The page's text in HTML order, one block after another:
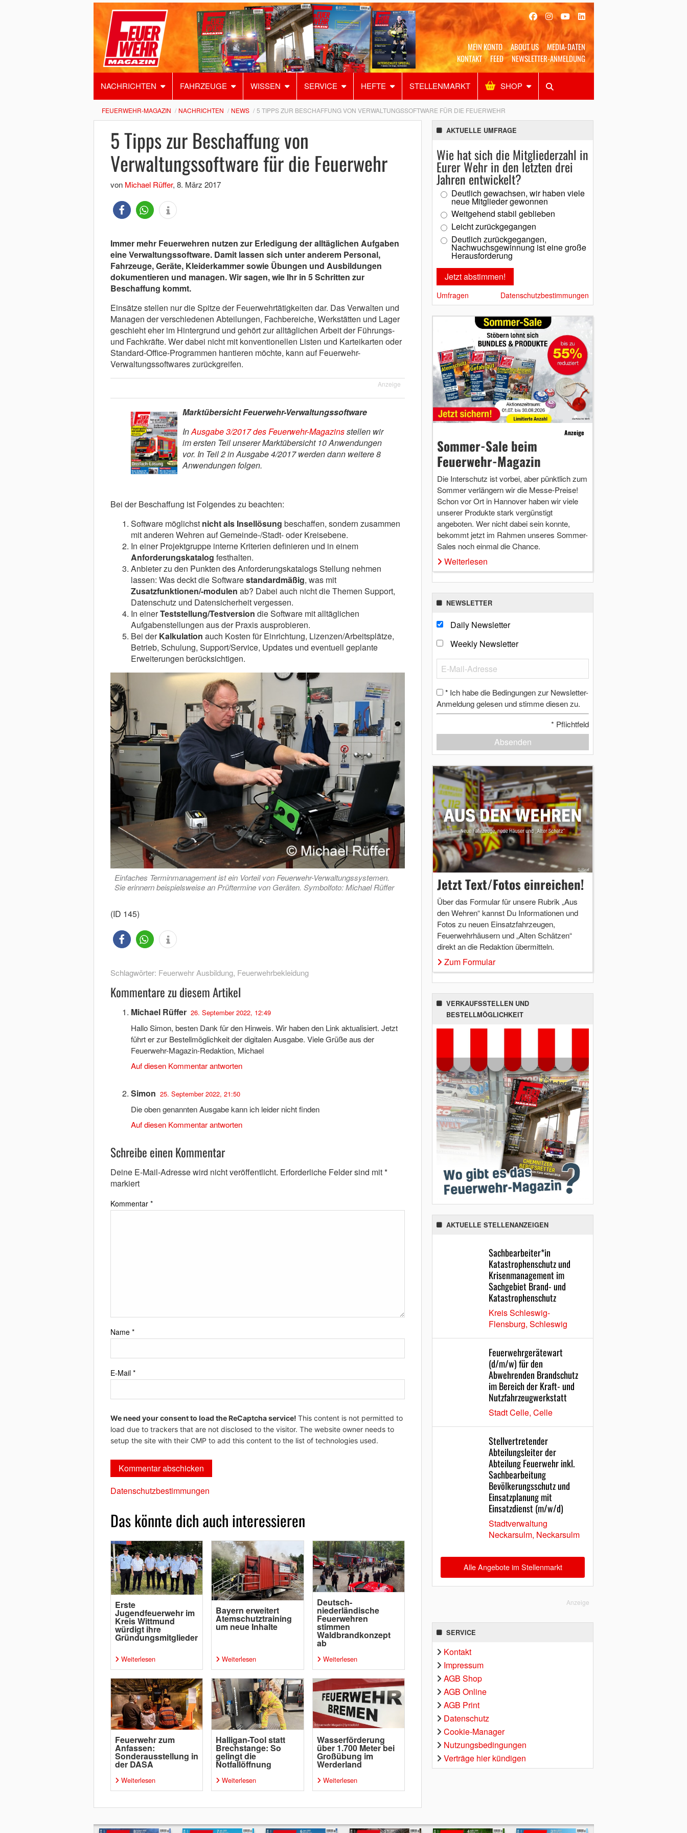
MEIN KONTO ABOUT US
MEDIA-DATEN
KONTAKT
FEED NEWSLETTER-ANMELDUNG
NACHRICHTEN FAHRZEUGE WISSEN SERVICE HEFTE STELLENMARKT SHOP
Alles Shop SUCHEN
FEUERWEHR-MAGAZIN NACHRICHTEN NEWS 5 TIPPS ZUR BESCHAFFUNG VON VERWALTUNGSSOFTWARE FÜR DIE FEUERWEHR
5 Tipps zur Beschaffung von
Verwaltungssoftware für die Feuerwehr
von Michael Rüffer, 8. März 2017
Immer mehr Feuerwehren nutzen zur Erledigung der alltäglichen Aufgaben
eine Verwaltungssoftware. Damit lassen sich unter anderem Personal,
Fahrzeuge, Geräte, Kleiderkammer sowie Übungen und Ausbildungen
dokumentieren und managen. Wir sagen, wie Ihr in 5 Schritten zur
Beschaffung kommt.
Einsätze stellen nur die Spitze der Feuerwehrtätigkeiten dar. Das Verwalten und
Managen der verschiedenen Abteilungen, Fachbereiche, Werkstätten und Lager
geschieht eher im Hintergrund und gehört zur alltäglichen Arbeit der Führungs-
und Fachkräfte. Wer dabei nicht mit konventionellen Listen und Karteikarten oder
Standard-Office-Programmen hantieren möchte, kann auf Feuerwehr-
Verwaltungssoftwares zurückgreifen.
Anzeige
Marktübersicht Feuerwehr-Verwaltungssoftware
InAusgabe 3/2017 des Feuerwehr-Magazinsstellen wir
im ersten Teil unserer Marktübersicht 10 Anwendungen
vor. In Teil 2 in Ausgabe 4/2017 werden dann weitere 8
Anwendungen folgen.
Bei der Beschaffung ist Folgendes zu beachten:
Software möglichst nicht als Insellösung beschaffen, sondern zusammen
mit anderen Wehren auf Gemeinde-/Stadt- oder Kreisebene.
In einer Projektgruppe interne Kriterien definieren und in einem
Anforderungskatalog festhalten.
Anbieter zu den Punkten des Anforderungskatalogs Stellung nehmen
lassen: Was deckt die Softwarestandardmäßig, was mit
Zusatzfunktionen/-modulen ab? Dabei auch nicht die Themen Support,
Datenschutz und Datensicherheit vergessen.
In einerTeststellung/Testversion die Software mit alltäglichen
Aufgabenstellungen aus der Praxis ausprobieren.
Bei derKalkulation auch Kosten für Einrichtung, Lizenzen/Arbeitsplätze,
Betrieb, Schulung, Support/Service, Updates und eventuell geplante
Erweiterungen berücksichtigen.
Einfaches Terminmanagement ist ein Vorteil von Feuerwehr-Verwaltungssystemen.
Sie erinnern beispielsweise an Prüftermine von Geräten. Symbolfoto: Michael Rüffer
(ID 145)
Schlagwörter: Feuerwehr Ausbildung, Feuerwehrbekleidung
Kommentare zu diesem Artikel
Michael Rüffer 26. September 2022, 12:49
Hallo Simon, besten Dank für den Hinweis. Wir haben den Link aktualisiert. Jetzt
führt er zur Bestellmöglichkeit der digitalen Ausgabe. Viele Grüße aus der
Feuerwehr-Magazin-Redaktion, Michael
Auf diesen Kommentar antworten
Simon 25. September 2022, 21:50
Die oben genannten Ausgabe kann ich leider nicht finden
Auf diesen Kommentar antworten
Schreibe einen Kommentar
Deine E-Mail-Adresse wird nicht veröffentlicht. Erforderliche Felder sind mit*
markiert
Kommentar *
Name *
E-Mail *
We need your consent to load the ReCaptcha service! This content is not permitted to
load due to trackers that are not disclosed to the visitor. The website owner needs to
setup the site with their CMP to add this content to the list of technologies used.
Datenschutzbestimmungen
Das könnte dich auch interessieren
Erste
Jugendfeuerwehr im
Kreis Wittmund
würdigt ihre
Gründungsmitglieder
Weiterlesen
Bayern erweitert
Atemschutztraining
um neue Inhalte
Weiterlesen
Deutsch-
niederländische
Feuerwehren
stimmen
Waldbrandkonzept
ab
Weiterlesen
Feuerwehr zum
Anfassen:
Sonderausstellung in
der DASA
Weiterlesen
Halligan-Tool statt
Brechstange: So
gelingt die
Notfallöffnung
Weiterlesen
Wasserförderung
über 1.700 Meter bei
Großübung im
Werderland
Weiterlesen
AKTUELLE UMFRAGE
Wie hat sich die Mitgliederzahl in
Eurer Wehr in den letzten drei
Jahren entwickelt?
Deutlich gewachsen, wir haben viele
neue Mitglieder gewonnen
Weitgehend stabil geblieben
Leicht zurückgegangen
Deutlich zurückgegangen,
Nachwuchsgewinnung ist eine große
Herausforderung
Umfragen Datenschutzbestimmungen
Anzeige
Sommer-Sale beim
Feuerwehr-Magazin
Die Interschutz ist vorbei, aber pünktlich zum
Sommer verlängern wir die Messe-Preise!
Schon vor Ort in Hannover haben wir viele
unserer Produkte stark vergünstigt
angeboten. Wer nicht dabei sein konnte,
bekommt jetzt im Rahmen unseres Sommer-
Sales noch einmal die Chance.
Weiterlesen
NEWSLETTER
Daily Newsletter
Weekly Newsletter
* Ich habe die Bedingungen zur Newsletter-
Anmeldung gelesen und stimme diesen zu.
* Pflichtfeld
Absenden
Jetzt Text/Fotos einreichen!
Über das Formular für unsere Rubrik „Aus
den Wehren“ kannst Du Informationen und
Fotos zu neuen Einsatzfahrzeugen,
Feuerwehrhäusern und „Alten Schätzen“
direkt an die Redaktion übermitteln.
Zum Formular
VERKAUFSSTELLEN UND
BESTELLMÖGLICHKEIT
AKTUELLE STELLENANZEIGEN
Sachbearbeiter*in
Katastrophenschutz und
Krisenmanagement im
Sachgebiet Brand- und
Katastrophenschutz
Kreis Schleswig-
Flensburg, Schleswig
Feuerwehrgerätewart
(d/m/w) für den
Abwehrenden Brandschutz
im Bereich der Kraft- und
Nutzfahrzeugwerkstatt
Stadt Celle, Celle
Stellvertretender
Abteilungsleiter der
Abteilung Feuerwehr inkl.
Sachbearbeitung
Bevölkerungsschutz und
Einsatzplanung mit
Einsatzdienst (m/w/d)
Stadtverwaltung
Neckarsulm, Neckarsulm
Alle Angebote im Stellenmarkt
Anzeige
SERVICE
Kontakt
Impressum
AGB Shop
AGB Online
AGB Print
Datenschutz
Cookie-Manager
Nutzungsbedingungen
Verträge hier kündigen